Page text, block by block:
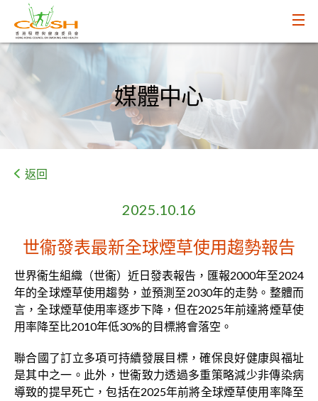
媒體中心
返回
2025.10.16
世衞發表最新全球煙草使用趨勢報告
世界衞生組織（世衞）近日發表報告，匯報2000年至2024
年的全球煙草使用趨勢，並預測至2030年的走勢。整體而
言，全球煙草使用率逐步下降，但在2025年前達將煙草使
用率降至比2010年低30%的目標將會落空。
聯合國了訂立多項可持續發展目標，確保良好健康與福址
是其中之一。此外，世衞致力透過多重策略減少非傳染病
導致的提早死亡，包括在2025年前將全球煙草使用率降至